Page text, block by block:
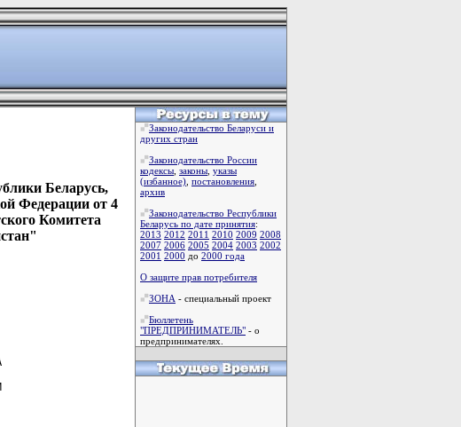
Беларусь,
Федерации от 4
Комитета
Законодательство Беларуси и
других стран
Законодательство России
кодексы законы указы
(избанное) постановления
архив
Законодательство Республики
Беларусь по дате принятия:
2013 2012 2011 2010 2009 2008
2007 2006 2005 2004 2003 2002
2001 2000 до 2000 года
О защите прав потребителя
ЗОНА - специальный проект
Бюллетень
"ПРЕДПРИНИМАТЕЛЬ" - о
предпринимателях.